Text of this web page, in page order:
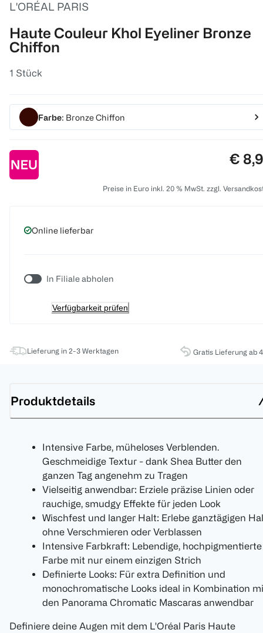
L'ORÉAL PARIS
Haute Couleur Khol Eyeliner Bronze
Chiffon
1 Stück
Farbe: Bronze Chiffon
€
Preise in Euro inkl. 20 % MwSt. zzgl.
Online lieferbar
In Filiale abholen
Verfügbarkeit prüfen
Lieferung in 2-3 Werktagen Gratis Lieferung ab
Produktdetails
Intensive Farbe, müheloses Verblenden.
Geschmeidige Textur - dank Shea Butter den
ganzen Tag angenehm zu Tragen
Vielseitig anwendbar: Erziele präzise Linien oder
rauchige, smudgy Effekte für jeden Look
Wischfest und langer Halt: Erlebe ganztägigen
ohne Verschmieren oder Verblassen
Intensive Farbkraft: Lebendige, hochpigmentierte
Farbe mit nur einem einzigen Strich
Definierte Looks: Für extra Definition und
monochromatische Looks ideal in Kombination
den Panorama Chromatic Mascaras anwendbar
Definiere deine Augen mit dem L'Oréal Paris Haute